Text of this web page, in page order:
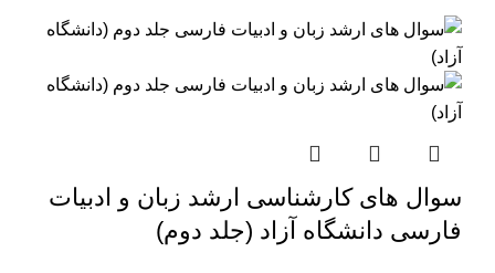
سوال های کارشناسی ارشد زبان و ادبیات
فارسی دانشگاه آزاد (جلد دوم)